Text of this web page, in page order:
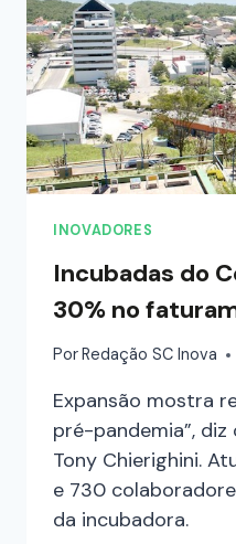
INOVADORES
Incubadas do
30% no
PorRedação SC Inova
Expansão mostra
pré-pandemia”,
Tony Chierighini.
e 730
da incubadora.